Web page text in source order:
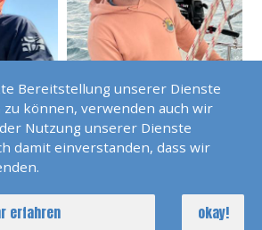
Georgios Karlessis
Bereitstellung unserer Dienste
können, verwenden auch wir
Nutzung unserer Dienste
damit einverstanden, dass wir
erfahren okay!